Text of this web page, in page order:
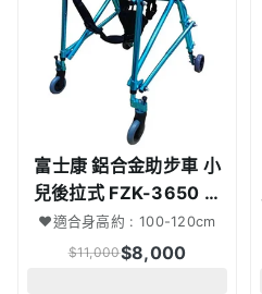
富士康 鋁合金助步車 小
兒後拉式 FZK-3650 M
藍 | 兒童助步車
♥適合身高約 : 100-120cm
$11,000$8,000